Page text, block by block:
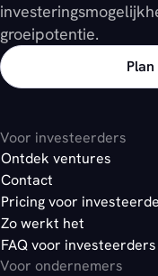
groeipotentie.
Voor investeerders
Ontdek ventures
Contact
Pricing voor
Zo werkt het
FAQ voor investeerders
Voor ondernemers